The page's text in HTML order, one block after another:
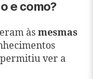
e como?
àsmesmas
permitiu ver a